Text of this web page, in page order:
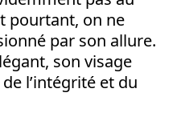
pourtant, on ne
par son allure.
son visage
l’intégrité et du